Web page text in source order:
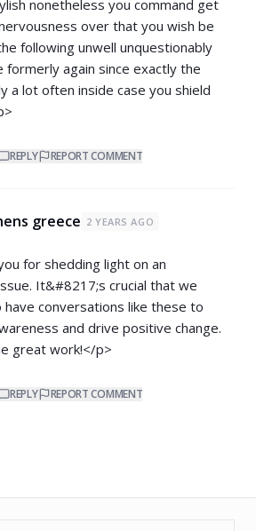
nonetheless you command get
over that you wish be
following unwell unquestionably
formerly again since exactly the
a lot often inside case you shield
REPLY REPORT COMMENT
greece 2 YEARS AGO
for shedding light on an
It&#8217;s crucial that we
have conversations like these to
and drive positive change.
great work!</p>
REPLY REPORT COMMENT